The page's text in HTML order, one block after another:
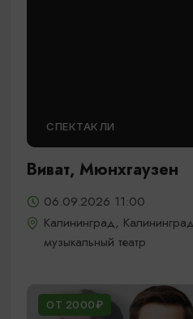
СПЕКТАКЛИ
Виват, Мюнхгаузен
06.09.2026 11:00
Калининград,
музыкальный театр
ОТ 2000₽